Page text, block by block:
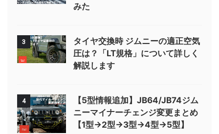
みた
3
タイヤ交換時 ジムニーの適正空気
圧は？「LT規格」について詳しく
解説します
4
【5型情報追加】JB64/JB74ジム
ニーマイナーチェンジ変更まとめ
【1型→2型→3型→4型→5型】